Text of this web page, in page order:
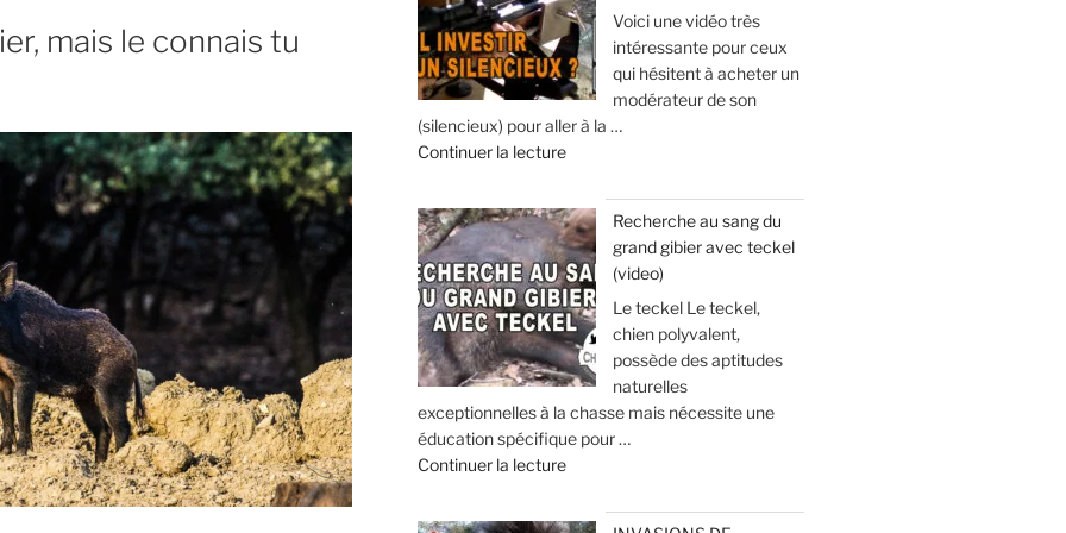
mais le connais tu
s
e
:
à
v
i
r
p
o
u
r
é
v
i
t
e
q
y
a
g
e
e
t
é
j
o
u
r
d
e
c
h
a
s
e
Voici une vidéo très
intéressante pour ceux
qui hésitent à acheter un
modérateur de son
(silencieux) pour aller à la …
Continuer la lectured
U
n
s
i
l
e
n
c
i
u
Recherche au sang du
grand gibier avec teckel
(video)
Le teckel Le teckel,
chien polyvalent,
possède des aptitudes
naturelles
exceptionnelles à la chasse mais nécessite une
éducation spécifique pour …
Continuer la lectured